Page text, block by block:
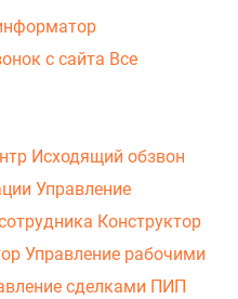
с сайта Все
Исходящий обзвон
Управление
Конструктор
Управление рабочими
сделками ПИП